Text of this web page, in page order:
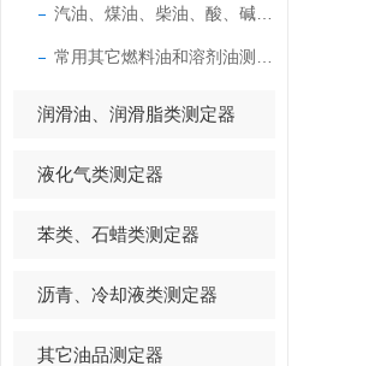
润滑油、润滑脂类测定器
液化气类测定器
苯类、石蜡类测定器
沥青、冷却液类测定器
其它油品测定器